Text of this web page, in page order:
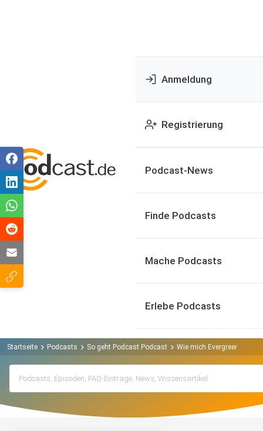
Anmeldung
Registrierung
Podcast-News
Finde Podcasts
Mache Podcasts
Erlebe Podcasts
Startseite Podcasts So geht Podcast Podcast Wie mich Evergreen